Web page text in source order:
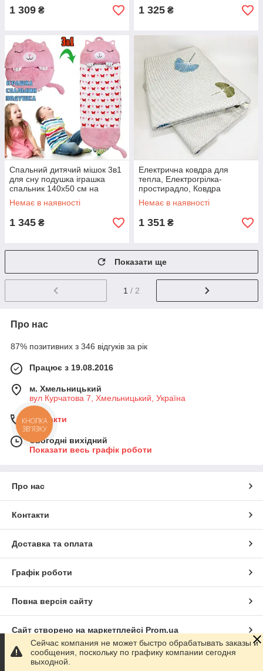
1 309 ₴ 1 325 ₴
Спальний дитячий мішок 3в1
для сну подушка іграшка
спальник 140х50 см на
блискавці Happy Nappers.
Колір: рожевий PO-94
Немає в наявності
1 345 ₴
Електрична ковдра для
тепла, Електрогрілка-
простирадло, Ковдра
електрогрілка, Електроковдра
для дому CR-25
Немає в наявності
1 351 ₴
Показати ще
1 / 2
Про нас
87% позитивних з 346 відгуків за рік
Працює з 19.08.2016
м. Хмельницький
вул Курчатова 7, Хмельницький, Україна
Контакти
Сьогодні вихідний
Показати весь графік роботи
Про нас
Контакти
Доставка та оплата
Графік роботи
Повна версія сайту
Сайт створено на маркетплейсі Prom.ua
Політика конфіденційності
Сейчас компания не может быстро обрабатывать заказы и
сообщения, поскольку по графику компании сегодня
выходной.
КНОПКА
ЗВ'ЯЗКУ